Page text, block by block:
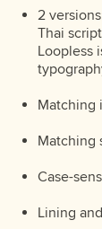
ม
ม
2
Thai
Loopless
Matching
Matching
Case-
Lining